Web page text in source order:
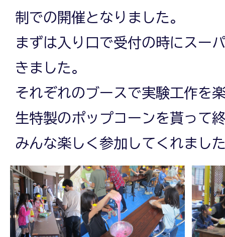
制での開催となりました。
まずは入り口で受付の時にスー
きました。
それぞれのブースで実験工作を
生特製のポップコーンを貰って
みんな楽しく参加してくれまし